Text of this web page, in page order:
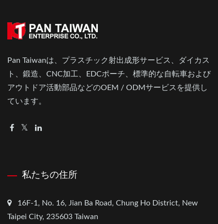
Pan Taiwanは、プラスチック射出成形サービス、ダイカス
ト、鍛造、CNC加工、EDCポーチ、標準的な自転車および
アウトドア活動部品などのOEM / ODMサービスを提供し
ています。
私たちの住所
16F-1, No. 16, Jian Ba Road, Chung Ho District, New
Taipei City, 235603 Taiwan